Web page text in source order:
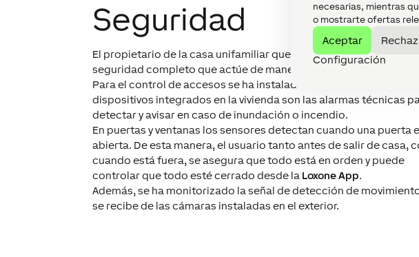
necesarias, mientras
o mostrarte ofertas
Aceptar
Configuración
Seguridad
El propietario de la casa unifamiliar quería contar con un sistema
seguridad completo que actúe de manera autónoma.
Para el control de accesos se ha instalado el
dispositivos integrados en la vivienda son las alarmas técnicas
detectar y avisar en caso de inundación o incendio.
En puertas y ventanas los sensores detectan cuando una puerta
abierta. De esta manera, el usuario tanto antes de salir de casa,
cuando está fuera, se asegura que todo está en orden y puede
controlar que todo esté cerrado desde la Loxone App.
Además, se ha monitorizado la señal de detección de
se recibe de las cámaras instaladas en el exterior.